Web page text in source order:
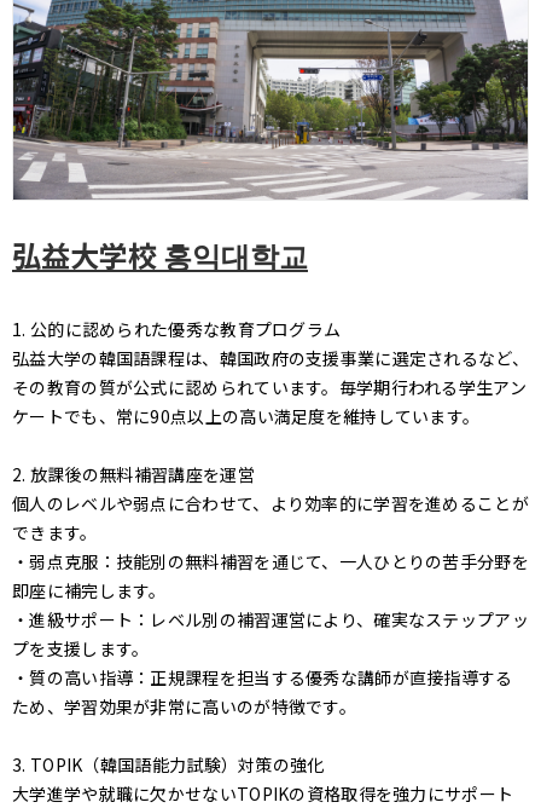
弘益大学校 홍익대학교
1. 公的に認められた優秀な教育プログラム
弘益大学の韓国語課程は、韓国政府の支援事業に選定されるなど、
その教育の質が公式に認められています。毎学期行われる学生アン
ケートでも、常に90点以上の高い満足度を維持しています。
2. 放課後の無料補習講座を運営
個人のレベルや弱点に合わせて、より効率的に学習を進めることが
できます。
・弱点克服：技能別の無料補習を通じて、一人ひとりの苦手分野を
即座に補完します。
・進級サポート：レベル別の補習運営により、確実なステップアッ
プを支援します。
・質の高い指導：正規課程を担当する優秀な講師が直接指導する
ため、学習効果が非常に高いのが特徴です。
3. TOPIK（韓国語能力試験）対策の強化
大学進学や就職に欠かせないTOPIKの資格取得を強力にサポート